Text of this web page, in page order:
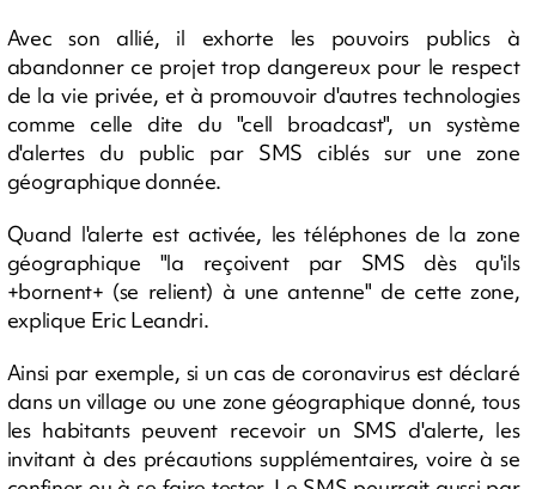
Avec son allié, il exhorte les pouvoirs publics à
abandonner ce projet trop dangereux pour le respect
de la vie privée, et à promouvoir d'autres technologies
comme celle dite du "cell broadcast", un système
d'alertes du public par SMS ciblés sur une zone
géographique donnée.
Quand l'alerte est activée, les téléphones de la zone
géographique "la reçoivent par SMS dès qu'ils
+bornent+ (se relient) à une antenne" de cette zone,
explique Eric Leandri.
Ainsi par exemple, si un cas de coronavirus est déclaré
dans un village ou une zone géographique donné, tous
les habitants peuvent recevoir un SMS d'alerte, les
invitant à des précautions supplémentaires, voire à se